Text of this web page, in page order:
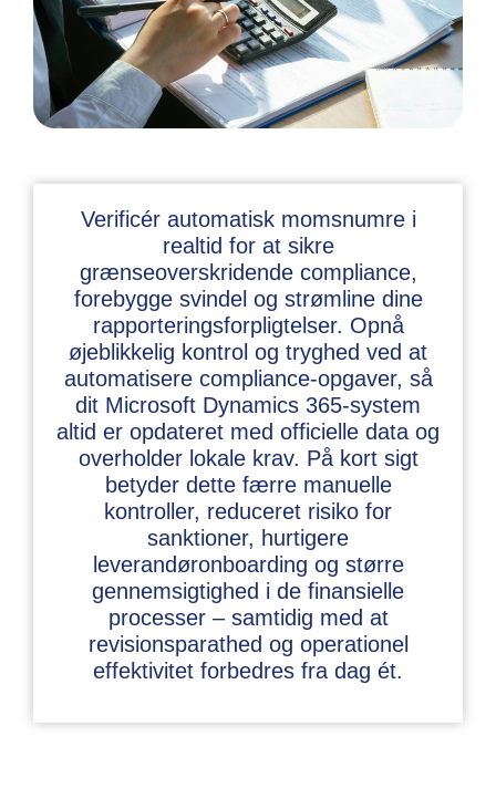
Verificér automatisk momsnumre i
realtid for at sikre
grænseoverskridende compliance,
forebygge svindel og strømline dine
rapporteringsforpligtelser. Opnå
øjeblikkelig kontrol og tryghed ved at
automatisere compliance-opgaver, så
dit Microsoft Dynamics 365-system
altid er opdateret med officielle data og
overholder lokale krav. På kort sigt
betyder dette færre manuelle
kontroller, reduceret risiko for
sanktioner, hurtigere
leverandøronboarding og større
gennemsigtighed i de finansielle
processer – samtidig med at
revisionsparathed og operationel
effektivitet forbedres fra dag ét.